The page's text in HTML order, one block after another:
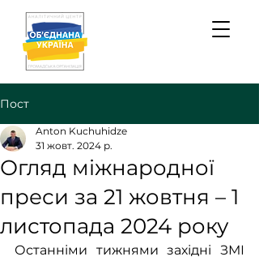
Пост
Огляд міжнародної
преси за 21 жовтня – 1
листопада 2024 року
Anton Kuchuhidze
31 жовт. 2024 р.
Останніми тижнями західні ЗМІ